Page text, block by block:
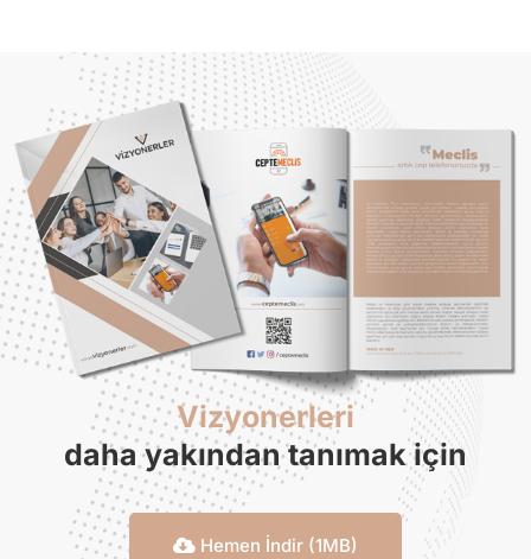
Vizyonerleri
daha yakından tanımak için
Hemen İndir (1MB)